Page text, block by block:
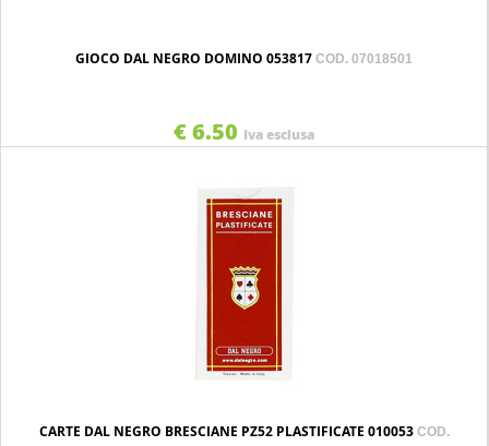
GIOCO DAL NEGRO DOMINO 053817 COD. 07018501
€ 6.50 Iva esclusa
CARTE DAL NEGRO BRESCIANE PZ52 PLASTIFICATE 010053 COD.